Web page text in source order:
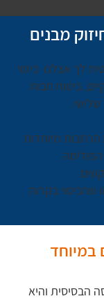
מבנים
לך אצלנו כיסוי
ביטוח חבות
הרחבות מיוחדות
שהכיסוי בקרות
במיוחד
הבסיסית והיא